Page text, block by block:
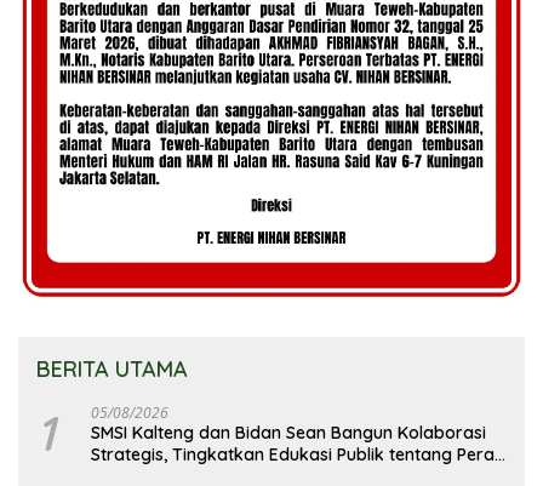
BERITA UTAMA
1 05/08/2026
SMSI Kalteng dan Bidan Sean Bangun Kolaborasi
Strategis, Tingkatkan Edukasi Publik tentang Peran